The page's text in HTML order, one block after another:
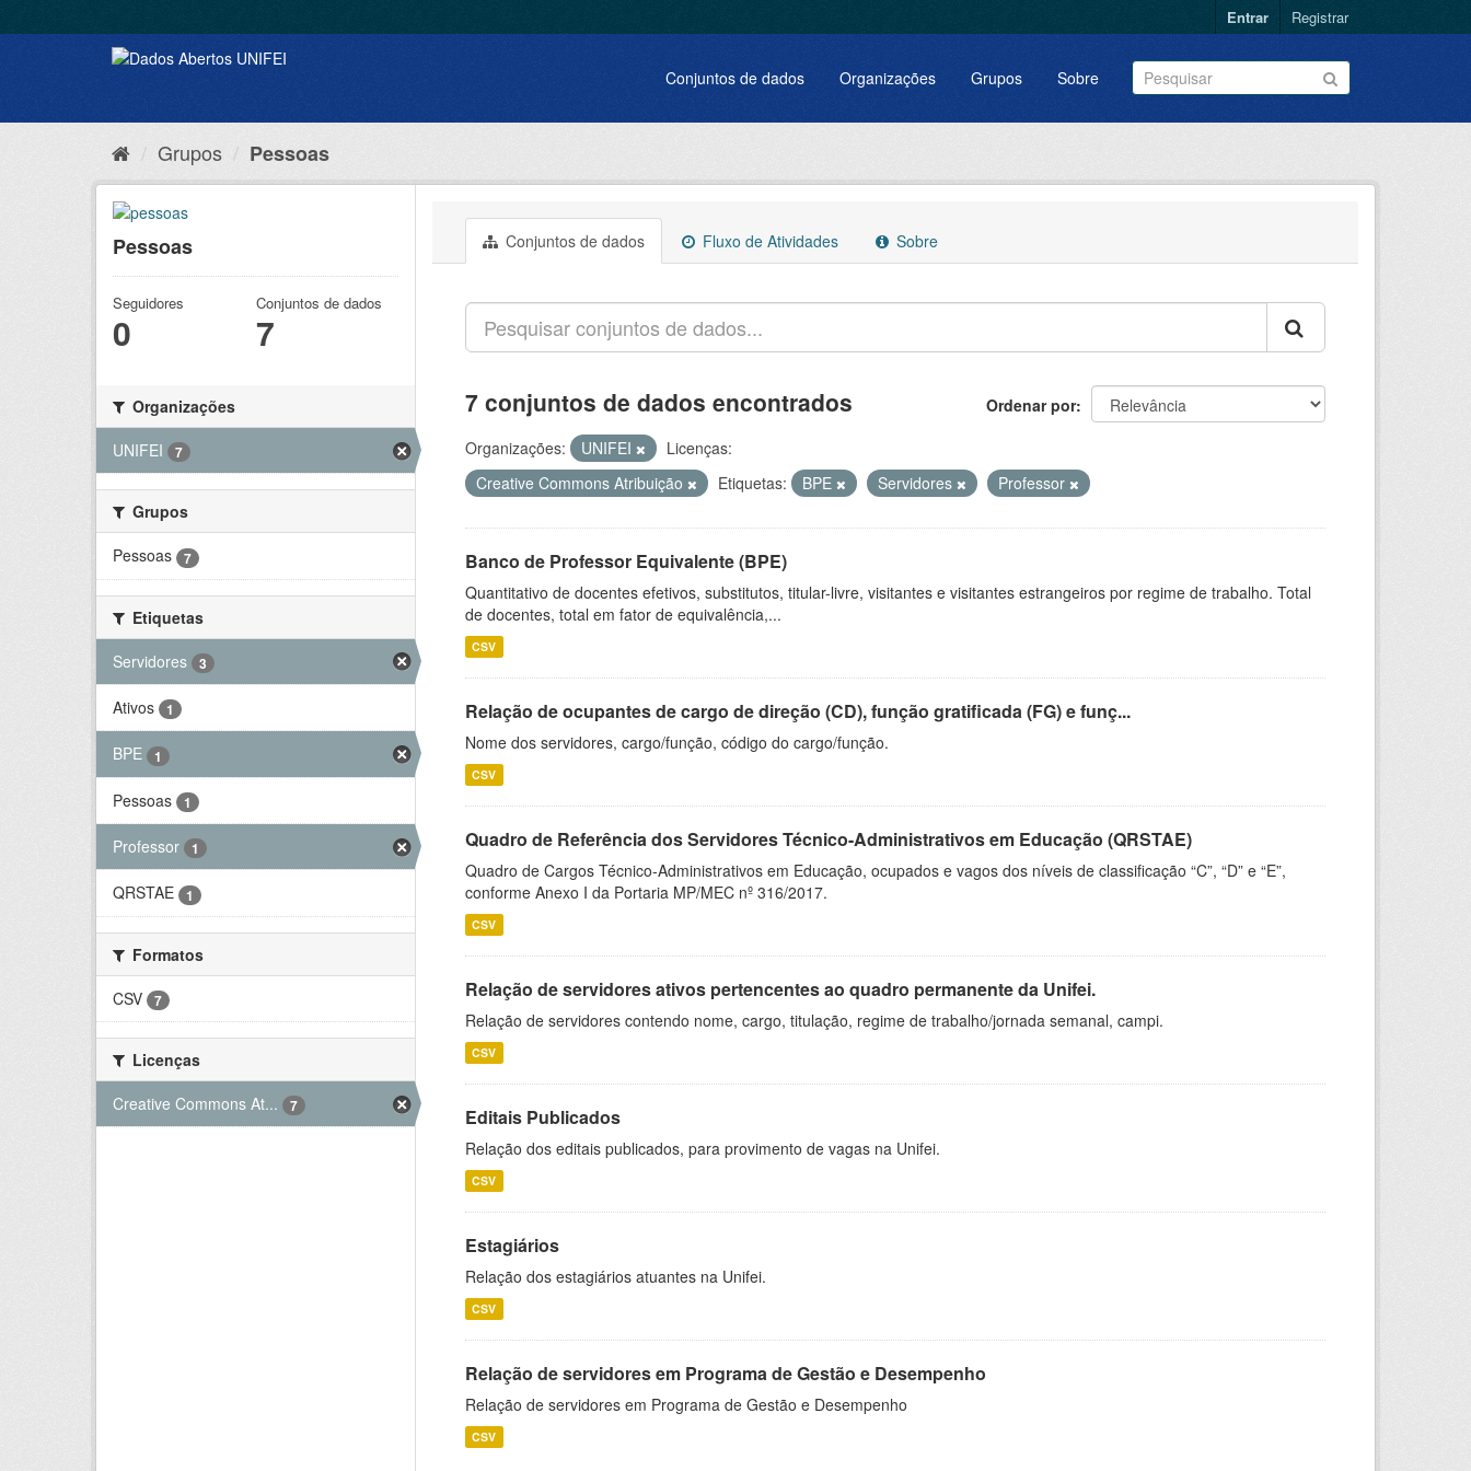
Entrar Registrar
Conjuntos de dados Organizações Grupos Sobre
Grupos Pessoas
Pessoas
Seguidores
0
Conjuntos de dados
7
Organizações
UNIFEI
7
Grupos
Pessoas
7
Etiquetas
Servidores
3
Ativos 1
BPE 1
Pessoas 1
Professor 1
QRSTAE 1
Formatos
CSV
7
Licenças
Creative Commons At...
7
Conjuntos de dados Fluxo de Atividades Sobre
Ordenar por
7 conjuntos de dados encontrados
Organizações: UNIFEI
Licenças:
Creative Commons Atribuição
Etiquetas: BPE Servidores Professor
Banco de Professor Equivalente (BPE)
Quantitativo de docentes efetivos, substitutos, titular-livre, visitantes e visitantes estrangeiros por regime de trabalho. Total
de docentes, total em fator de equivalência,...
CSV
Relação de ocupantes de cargo de direção (CD), função gratificada (FG) e funç...
Nome dos servidores, cargo/função, código do cargo/função.
CSV
Quadro de Referência dos Servidores Técnico-Administrativos em Educação (QRSTAE)
Quadro de Cargos Técnico-Administrativos em Educação, ocupados e vagos dos níveis de classificação “C”, “D” e “E”,
conforme Anexo I da Portaria MP/MEC nº 316/2017.
CSV
Relação de servidores ativos pertencentes ao quadro permanente da Unifei.
Relação de servidores contendo nome, cargo, titulação, regime de trabalho/jornada semanal, campi.
CSV
Editais Publicados
Relação dos editais publicados, para provimento de vagas na Unifei.
CSV
Estagiários
Relação dos estagiários atuantes na Unifei.
CSV
Relação de servidores em Programa de Gestão e Desempenho
Relação de servidores em Programa de Gestão e Desempenho
CSV